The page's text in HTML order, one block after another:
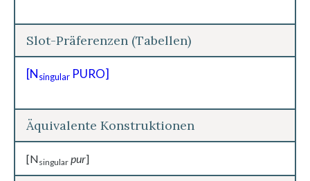
Slot-Präferenzen (Tabellen)
[Nsingular PURO]
Äquivalente Konstruktionen
[Nsingular pur]